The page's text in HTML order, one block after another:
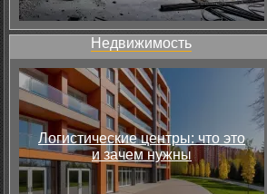
Недвижимость
Логистические центры: что это
и зачем нужны